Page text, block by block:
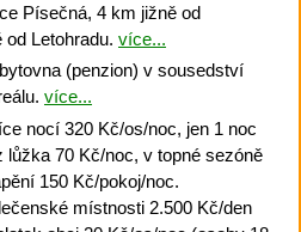
Písečná, 4 km jižně od
Letohradu. více...
(penzion) v sousedství
více...
nocí 320 Kč/os/noc, jen 1 noc
lůžka 70 Kč/noc, v topné sezóně
150 Kč/pokoj/noc.
místnosti 2.500 Kč/den